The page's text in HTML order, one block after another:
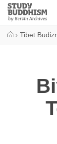
Close
Study
Buddhism
› Tibet